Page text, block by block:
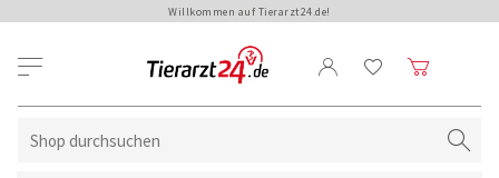
Willkommen auf Tierarzt24.de!